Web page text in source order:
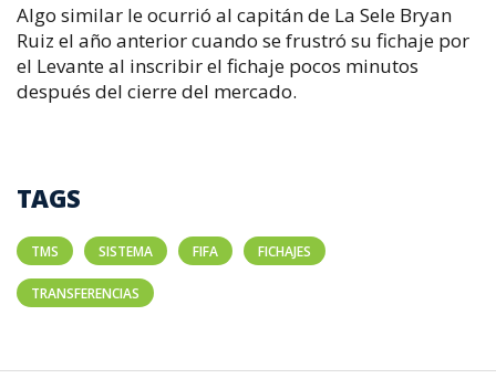
Algo similar le ocurrió al capitán de La Sele Bryan
Ruiz el año anterior cuando se frustró su fichaje por
el Levante al inscribir el fichaje pocos minutos
después del cierre del mercado.
TAGS
TMS SISTEMA FIFA FICHAJES
TRANSFERENCIAS